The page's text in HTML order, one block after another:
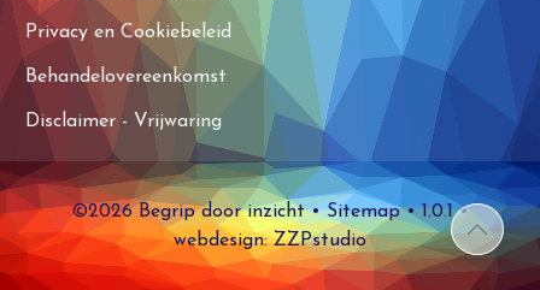
Privacy en Cookiebeleid
Behandelovereenkomst
Disclaimer - Vrijwaring
©2026 Begrip door inzicht•Sitemap• 1.0.1 •
webdesign: ZZPstudio